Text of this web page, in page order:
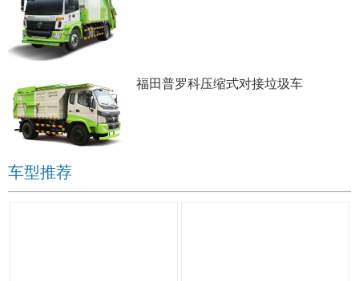
福田普罗科压缩式对接垃圾车
车型推荐